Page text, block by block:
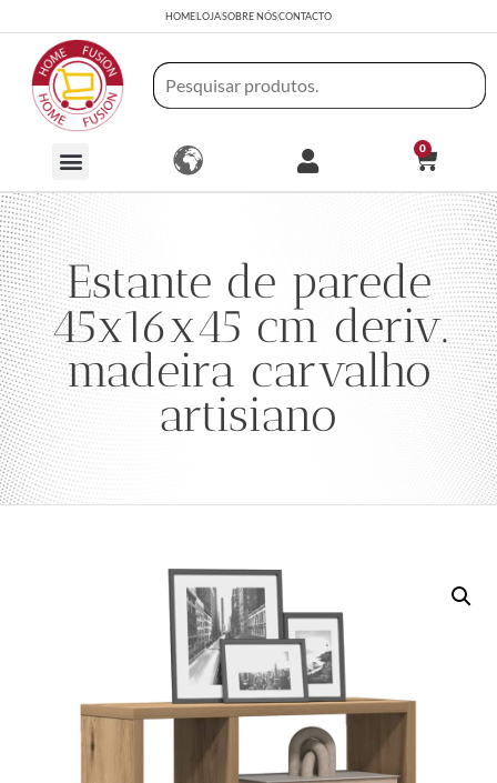
HOMELOJASOBRE NÓSCONTACTO
0
Estante de parede
45x16x45 cm deriv.
madeira carvalho
artisiano